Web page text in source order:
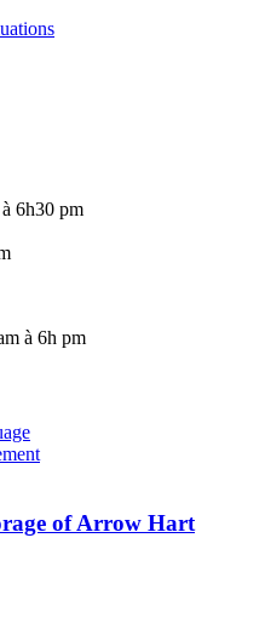
6h30 pm
à 6h pm
of Arrow Hart